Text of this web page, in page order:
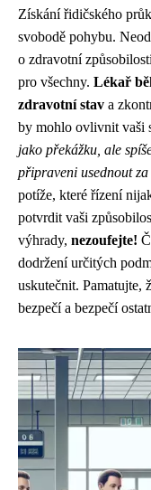
Získání řidičského
svobodě pohybu.
o zdravotní
pro všechny. Lékař
zdravotní stav a
by mohlo ovlivnit vaši
jako překážku, ale
připraveni usednout
potíže, které řízení
potvrdit vaši
výhrady, nezoufejte!
dodržení určitých
uskutečnit. Pamatujte,
bezpečí a bezpečí